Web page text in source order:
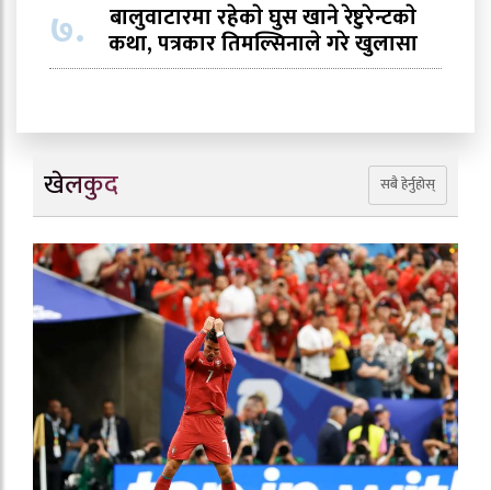
७. बालुवाटारमा रहेकाे घुस खाने रेष्टुरेन्टकाे
कथा, पत्रकार तिमल्सिनाले गरे खुलासा
खेलकुद सबै हेर्नुहोस्